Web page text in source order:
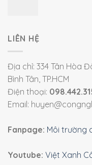
LIÊN HỆ
Địa chỉ: 334 Tân Hòa
Bình Tân, TP.HCM
Điện thoại:
Email:
Fanpage: Môi trường
Youtube: Việt Xanh